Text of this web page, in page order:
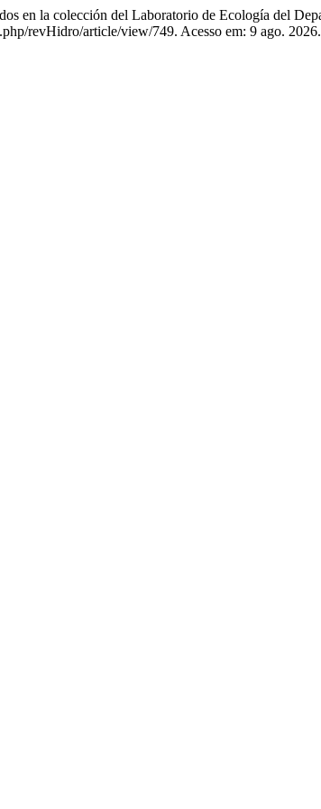
en la colección del Laboratorio de Ecología del
revHidro/article/view/749. Acesso em: 9 ago. 2026.